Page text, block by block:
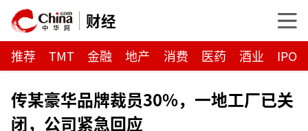
财经
推荐 TMT 金融 地产 消费 医药 酒业 IPO
传某豪华品牌裁员30%，一地工厂已关
闭，公司紧急回应